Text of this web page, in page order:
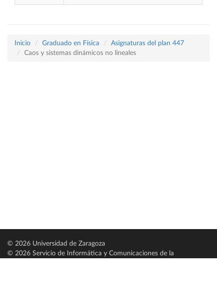
Inicio Graduado en Física
Asignaturas del plan 447
Caos y sistemas dinámicos no lineales
© 2026 Universidad de Zaragoza
© 2026 Servicio de Informática y Comunicaciones de la